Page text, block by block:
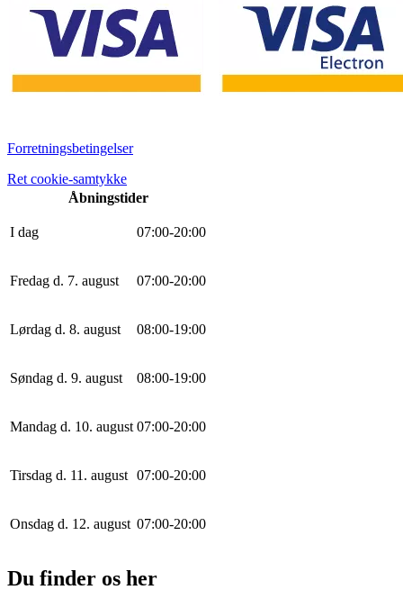
Forretningsbetingelser
Ret cookie-samtykke
Åbningstider
I dag 07:00-20:00
Fredag d. 7. august 07:00-20:00
Lørdag d. 8. august 08:00-19:00
Søndag d. 9. august 08:00-19:00
Mandag d. 10. august 07:00-20:00
Tirsdag d. 11. august 07:00-20:00
Onsdag d. 12. august 07:00-20:00
Du finder os her